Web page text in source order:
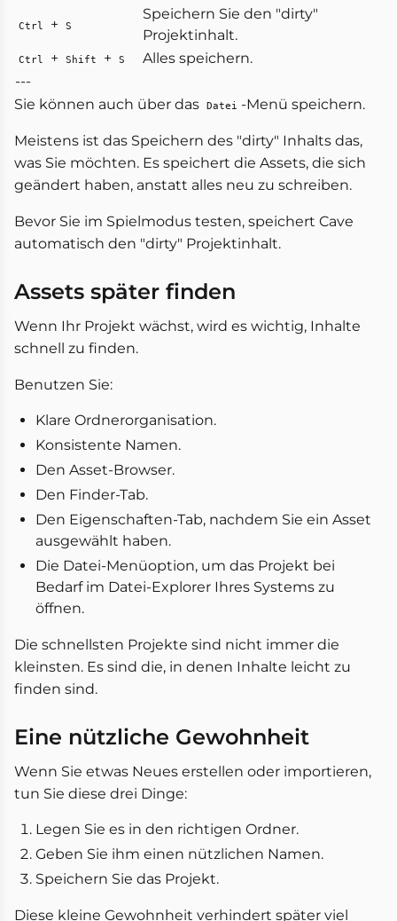
Ctrl + S
Speichern Sie den "dirty"
Projektinhalt.
Ctrl + Shift + S
Alles speichern.
---
Sie können auch über das Datei -Menü speichern.
Meistens ist das Speichern des "dirty" Inhalts das,
was Sie möchten. Es speichert die Assets, die sich
geändert haben, anstatt alles neu zu schreiben.
Bevor Sie im Spielmodus testen, speichert Cave
automatisch den "dirty" Projektinhalt.
Assets später finden
Wenn Ihr Projekt wächst, wird es wichtig, Inhalte
schnell zu finden.
Benutzen Sie:
Klare Ordnerorganisation.
Konsistente Namen.
Den Asset-Browser.
Den Finder-Tab.
Den Eigenschaften-Tab, nachdem Sie ein Asset
ausgewählt haben.
Die Datei-Menüoption, um das Projekt bei
Bedarf im Datei-Explorer Ihres Systems zu
öffnen.
Die schnellsten Projekte sind nicht immer die
kleinsten. Es sind die, in denen Inhalte leicht zu
finden sind.
Eine nützliche Gewohnheit
Wenn Sie etwas Neues erstellen oder importieren,
tun Sie diese drei Dinge:
Legen Sie es in den richtigen Ordner.
Geben Sie ihm einen nützlichen Namen.
Speichern Sie das Projekt.
Diese kleine Gewohnheit verhindert später viel